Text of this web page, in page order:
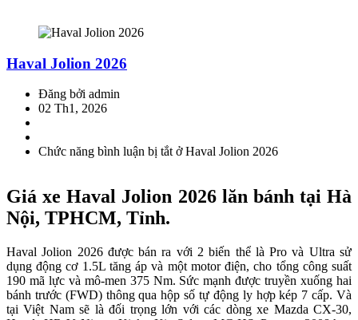
Haval Jolion 2026
Đăng bởi admin
02 Th1, 2026
Chức năng bình luận bị tắtở Haval Jolion 2026
Giá xe Haval Jolion 2026 lăn bánh tại Hà
Nội, TPHCM, Tỉnh.
Haval Jolion 2026 được bán ra với 2 biến thể là Pro và Ultra sử
dụng động cơ 1.5L tăng áp và một motor điện, cho tổng công suất
190 mã lực và mô-men 375 Nm. Sức mạnh được truyền xuống hai
bánh trước (FWD) thông qua hộp số tự động ly hợp kép 7 cấp. Và
tại Việt Nam sẽ là đối trọng lớn với các dòng xe Mazda CX-30,